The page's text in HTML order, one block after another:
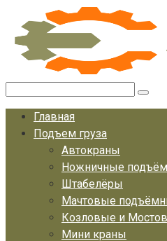
Перейти
контенту
Главная
Подъем груза
Автокраны
Ножничные
Штабелёры
Мачтовые
Козловые и
Мини краны